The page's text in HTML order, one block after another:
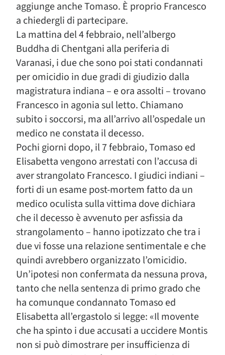
aggiunge anche Tomaso. È proprio Francesco
a chiedergli di partecipare.
La mattina del 4 febbraio, nell’albergo
Buddha di Chentgani alla periferia di
Varanasi, i due che sono poi stati condannati
per omicidio in due gradi di giudizio dalla
magistratura indiana – e ora assolti – trovano
Francesco in agonia sul letto. Chiamano
subito i soccorsi, ma all’arrivo all’ospedale un
medico ne constata il decesso.
Pochi giorni dopo, il 7 febbraio, Tomaso ed
Elisabetta vengono arrestati con l’accusa di
aver strangolato Francesco. I giudici indiani –
forti di un esame post-mortem fatto da un
medico oculista sulla vittima dove dichiara
che il decesso è avvenuto per asfissia da
strangolamento – hanno ipotizzato che tra i
due vi fosse una relazione sentimentale e che
quindi avrebbero organizzato l’omicidio.
Un’ipotesi non confermata da nessuna prova,
tanto che nella sentenza di primo grado che
ha comunque condannato Tomaso ed
Elisabetta all’ergastolo si legge: «Il movente
che ha spinto i due accusati a uccidere Montis
non si può dimostrare per insufficienza di